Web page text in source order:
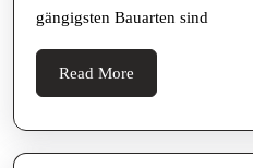
gängigsten Bauarten sind
Read More
More